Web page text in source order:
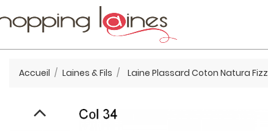
Accueil Laines & Fils Laine Plassard Coton Natura Fizz